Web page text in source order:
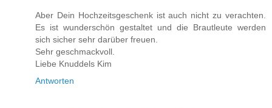
Aber Dein Hochzeitsgeschenk ist auch nicht zu verachten.
Es ist wunderschön gestaltet und die Brautleute werden
sich sicher sehr darüber freuen.
Sehr geschmackvoll.
Liebe Knuddels Kim
Antworten